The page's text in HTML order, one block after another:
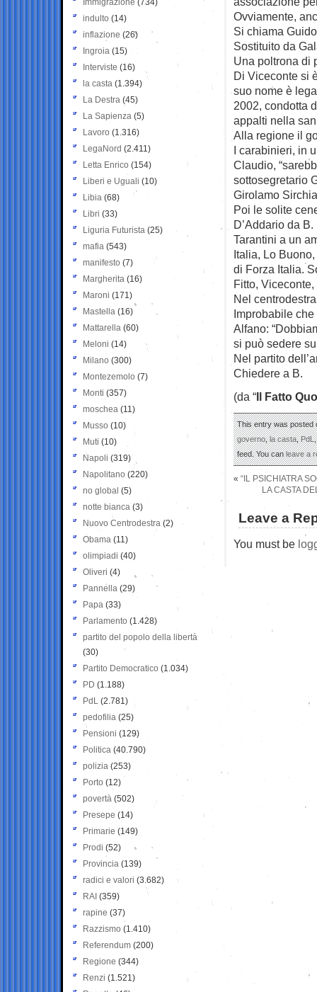
Ovviamente,
Si chiama
Sostituito da
Una poltrona di
Di Viceconte si
suo nome è
2002, condotta
appalti nella
Alla regione il
I carabinieri, in
Claudio,
sottosegretario
Girolamo
Poi le solite
D’Addario da
Tarantini a un
Italia, Lo
di Forza Italia.
Fitto,
Nel
Improbabile
Alfano:
si può sedere
Nel partito
Chiedere a B.
(da “Il Fatto
This entry was posted
governo,la casta,PdL
feed. You canleave a
« “IL PSICHIATRA
LA CASTA
Leave a
You must be
Immigrazione (734)
indulto (14)
inflazione (26)
Ingroia (15)
Interviste (16)
la casta (1.394)
La Destra (45)
La Sapienza (5)
Lavoro (1.316)
LegaNord (2.411)
Letta Enrico (154)
Liberi e Uguali (10)
Libia (68)
Libri (33)
Liguria Futurista (25)
mafia (543)
manifesto (7)
Margherita (16)
Maroni (171)
Mastella (16)
Mattarella (60)
Meloni (14)
Milano (300)
Montezemolo (7)
Monti (357)
moschea (11)
Musso (10)
Muti (10)
Napoli (319)
Napolitano (220)
no global (5)
notte bianca (3)
Nuovo Centrodestra (2)
Obama (11)
olimpiadi (40)
Oliveri (4)
Pannella (29)
Papa (33)
Parlamento (1.428)
partito del popolo della libertà
(30)
Partito Democratico (1.034)
PD (1.188)
PdL (2.781)
pedofilia (25)
Pensioni (129)
Politica (40.790)
polizia (253)
Porto (12)
povertà (502)
Presepe (14)
Primarie (149)
Prodi (52)
Provincia (139)
radici e valori (3.682)
RAI (359)
rapine (37)
Razzismo (1.410)
Referendum (200)
Regione (344)
Renzi (1.521)